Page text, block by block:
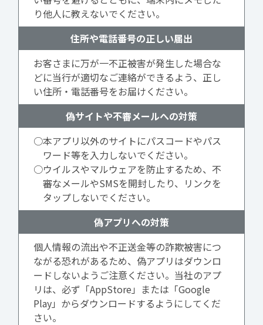
り他人に教えないでください。
住所や電話番号の正しい届出
お客さまに万が一不正被害が発生した場合な
どに当行が適切なご連絡ができるよう、正し
い住所・電話番号をお届けください。
偽サイトや不審メールへの対策
○本アプリ以外のサイトにパスコードやパス
ワード等を入力しないでください。
○ウイルスやマルウェアを防止するため、不
審なメールやSMSを開封したり、リンクを
タップしないでください。
偽アプリへの対策
個人情報の流出や不正送金等の詐欺被害につ
ながる恐れがあるため、偽アプリはダウンロ
ードしないようご注意ください。当社のアプ
リは、必ず「AppStore」または「Google
Play」からダウンロードするようにしてくだ
さい。